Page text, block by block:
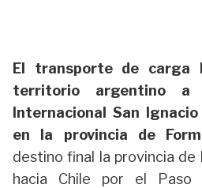
El transporte de carga
territorio argentino a
Internacional San
en la provincia de
destino final la provincia de
hacia Chile por el Paso